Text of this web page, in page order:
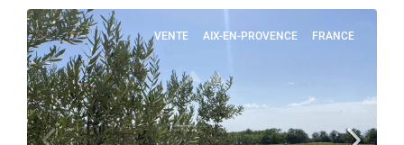
VENTE AIX-EN-PROVENCE FRANCE